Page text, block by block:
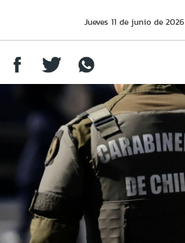
Jueves 11 de junio de 2026